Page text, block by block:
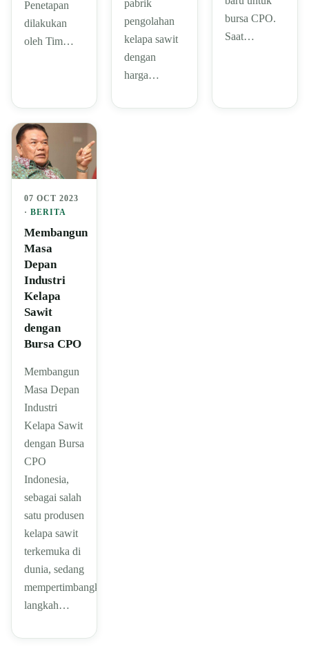
Penetapan
dilakukan
oleh Tim…
pabrik
pengolahan
kelapa sawit
dengan
harga…
bursa CPO.
Saat…
07 OCT 2023
· BERITA
Membangun
Masa
Depan
Industri
Kelapa
Sawit
dengan
Bursa CPO
Membangun
Masa Depan
Industri
Kelapa Sawit
dengan Bursa
CPO
Indonesia,
sebagai salah
satu produsen
kelapa sawit
terkemuka di
dunia, sedang
mempertimbangkan
langkah…